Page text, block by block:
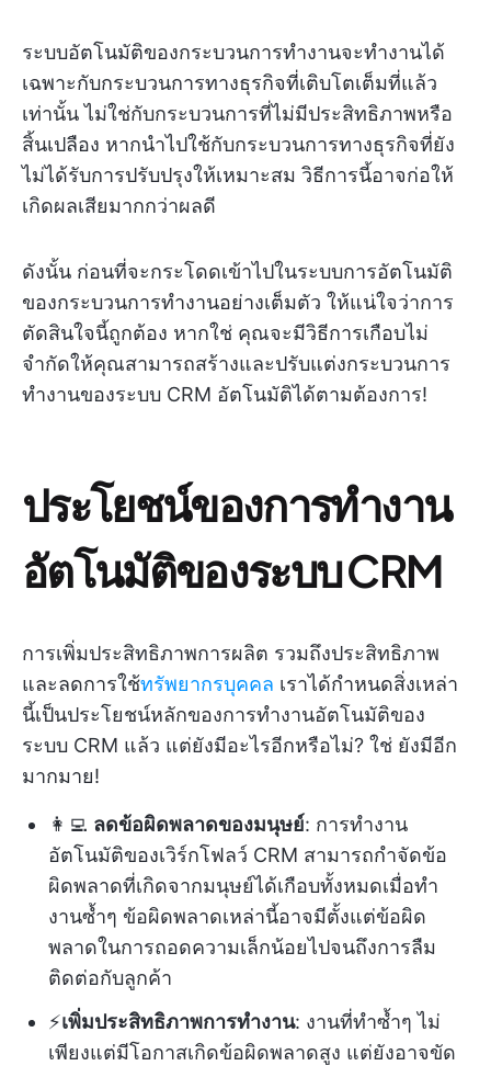
ระบบอัตโนมัติของกระบวนการทำงานจะทำงานได้
เฉพาะกับกระบวนการทางธุรกิจที่เติบโตเต็มที่แล้ว
เท่านั้น ไม่ใช่กับกระบวนการที่ไม่มีประสิทธิภาพหรือ
สิ้นเปลือง หากนำไปใช้กับกระบวนการทางธุรกิจที่ยัง
ไม่ได้รับการปรับปรุงให้เหมาะสม วิธีการนี้อาจก่อให้
เกิดผลเสียมากกว่าผลดี
ดังนั้น ก่อนที่จะกระโดดเข้าไปในระบบการอัตโนมัติ
ของกระบวนการทำงานอย่างเต็มตัว ให้แน่ใจว่าการ
ตัดสินใจนี้ถูกต้อง หากใช่ คุณจะมีวิธีการเกือบไม่
จำกัดให้คุณสามารถสร้างและปรับแต่งกระบวนการ
ทำงานของระบบ CRM อัตโนมัติได้ตามต้องการ!
ประโยชน์ของการทำงาน
อัตโนมัติของระบบ CRM
การเพิ่มประสิทธิภาพการผลิต รวมถึงประสิทธิภาพ
และลดการใช้ทรัพยากรบุคคล เราได้กำหนดสิ่งเหล่า
นี้เป็นประโยชน์หลักของการทำงานอัตโนมัติของ
ระบบ CRM แล้ว แต่ยังมีอะไรอีกหรือไม่? ใช่ ยังมีอีก
มากมาย!
👩‍💻 ลดข้อผิดพลาดของมนุษย์: การทำงาน
อัตโนมัติของเวิร์กโฟลว์ CRM สามารถกำจัดข้อ
ผิดพลาดที่เกิดจากมนุษย์ได้เกือบทั้งหมดเมื่อทำ
งานซ้ำๆ ข้อผิดพลาดเหล่านี้อาจมีตั้งแต่ข้อผิด
พลาดในการถอดความเล็กน้อยไปจนถึงการลืม
ติดต่อกับลูกค้า
⚡️เพิ่มประสิทธิภาพการทำงาน: งานที่ทำซ้ำๆ ไม่
เพียงแต่มีโอกาสเกิดข้อผิดพลาดสูง แต่ยังอาจขัด